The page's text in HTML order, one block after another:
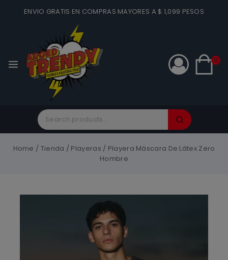
ENVIO GRATIS EN COMPRAS MAYORES A $ 1,099 PESOS
0
Home / Tienda / Playeras / Playera Máscara De Látex Zero
Hombre